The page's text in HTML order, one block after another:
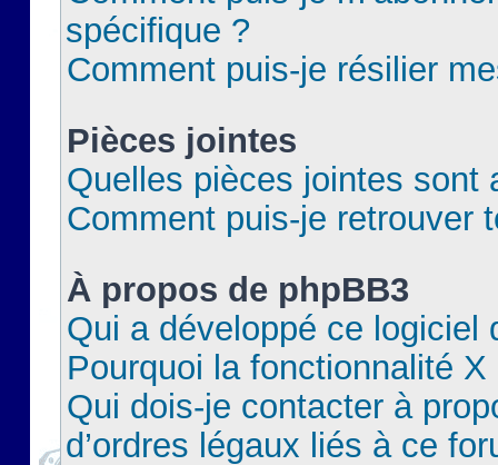
spécifique ?
Comment puis-je résilier
Pièces jointes
Quelles pièces jointes sont
Comment puis-je retrouver
À propos de phpBB3
Qui a développé ce logiciel
Pourquoi la fonctionnalité X
Qui dois-je contacter à
d’ordres légaux liés à ce